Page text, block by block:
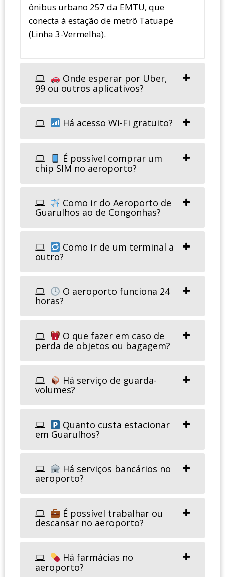
ônibus urbano 257 da EMTU, que
conecta à estação de metrô Tatuapé
(Linha 3-Vermelha).
Onde esperar por Uber,
99 ou outros aplicativos?
Há acesso Wi-Fi gratuito?
É possível comprar um
chip SIM no aeroporto?
Como ir do Aeroporto de
Guarulhos ao de Congonhas?
Como ir de um terminal a
outro?
O aeroporto funciona 24
horas?
O que fazer em caso de
perda de objetos ou bagagem?
Há serviço de guarda-
volumes?
Quanto custa estacionar
em Guarulhos?
Há serviços bancários no
aeroporto?
É possível trabalhar ou
descansar no aeroporto?
Há farmácias no
aeroporto?